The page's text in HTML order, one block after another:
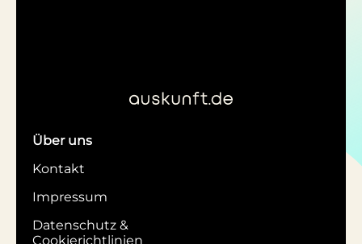
Über uns
Kontakt
Impressum
Datenschutz &
Cookierichtlinien